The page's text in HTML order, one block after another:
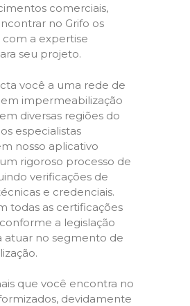
comerciais,
no Grifo os
com a expertise
seu projeto.
você a uma rede de
em impermeabilização
diversas regiões do
especialistas
nosso aplicativo
rigoroso processo de
verificações de
e credenciais.
todas as certificações
a legislação
atuar no segmento de
que você encontra no
devidamente